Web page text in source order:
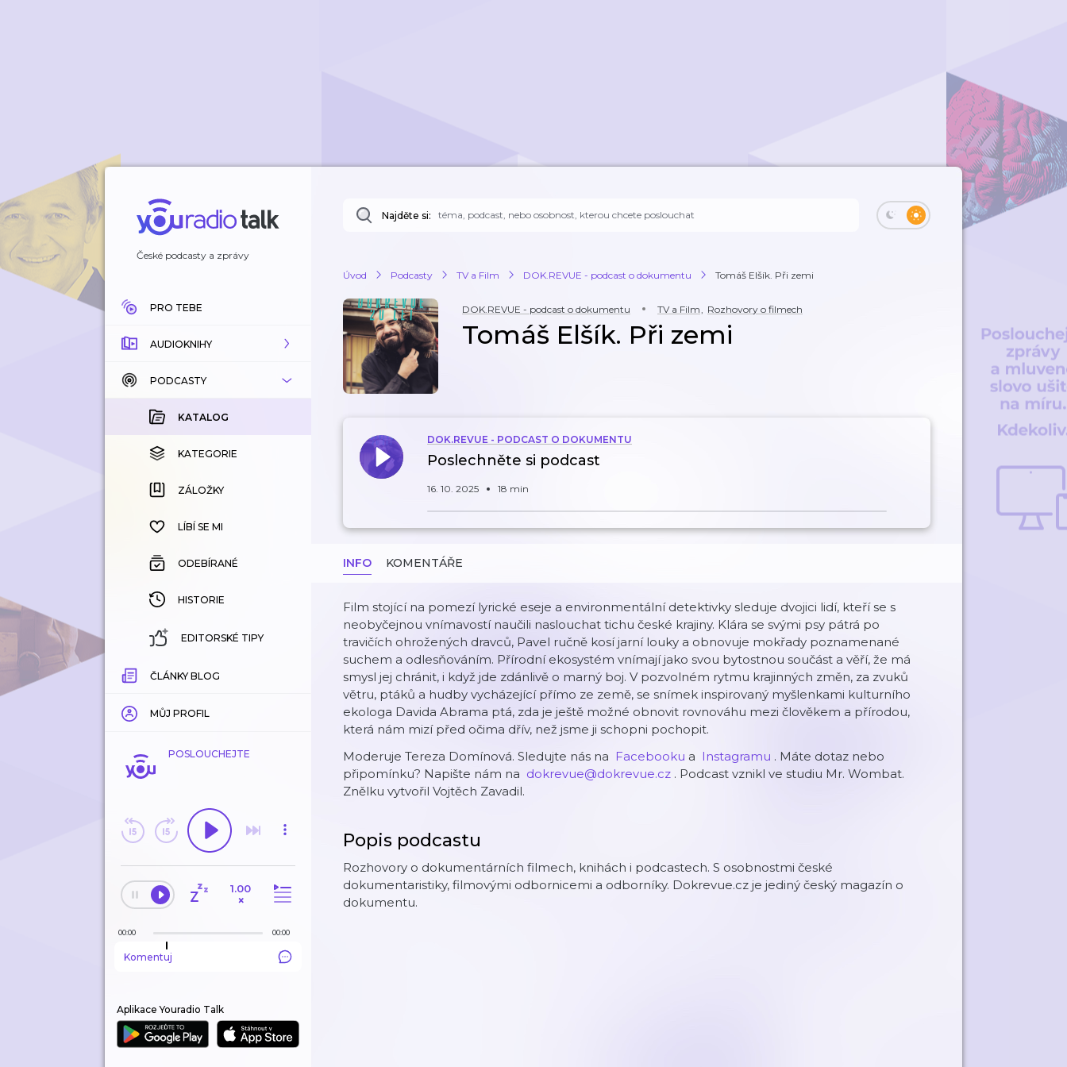
České podcasty a zprávy
PRO TEBE
AUDIOKNIHY
KATALOG
KOUPENÉ
KATEGORIE
ZÁLOŽKY
HISTORIE
PODCASTY
KATALOG
KATEGORIE
ZÁLOŽKY
LÍBÍ SE MI
ODEBÍRANÉ
HISTORIE
EDITORSKÉ TIPY
ČLÁNKY BLOG
MŮJ PROFIL
POSLOUCHEJTE
1.00
×
00:00 00:00
Komentuj
Aplikace Youradio Talk
Najděte si:
Úvod Podcasty TV a Film DOK.REVUE - podcast o dokumentu Tomáš Elšík. Při zemi
DOK.REVUE - podcast o dokumentu TV a Film, Rozhovory o filmech
Tomáš Elšík. Při zemi
DOK.REVUE - PODCAST O DOKUMENTU
Poslechněte si podcast
16. 10. 2025 18 min
INFO KOMENTÁŘE
Film stojící na pomezí lyrické eseje a environmentální detektivky sleduje dvojici lidí, kteří se s
neobyčejnou vnímavostí naučili naslouchat tichu české krajiny. Klára se svými psy pátrá po
travičích ohrožených dravců, Pavel ručně kosí jarní louky a obnovuje mokřady poznamenané
suchem a odlesňováním. Přírodní ekosystém vnímají jako svou bytostnou součást a věří, že má
smysl jej chránit, i když jde zdánlivě o marný boj. V pozvolném rytmu krajinných změn, za zvuků
větru, ptáků a hudby vycházející přímo ze země, se snímek inspirovaný myšlenkami kulturního
ekologa Davida Abrama ptá, zda je ještě možné obnovit rovnováhu mezi člověkem a přírodou,
která nám mizí před očima dřív, než jsme ji schopni pochopit.
⁠⁠⁠⁠Moderuje Tereza Domínová. Sledujte nás na ⁠⁠⁠⁠⁠⁠ ⁠⁠⁠⁠⁠Facebooku⁠⁠⁠⁠⁠ a ⁠ ⁠⁠⁠⁠⁠Instagramu⁠⁠⁠⁠⁠⁠ . Máte dotaz nebo
připomínku? Napište nám na ⁠⁠ ⁠⁠⁠⁠⁠dokrevue@dokrevue.cz⁠⁠⁠⁠⁠⁠ . ⁠Podcast vznikl ve studiu Mr. Wombat.
Znělku vytvořil Vojtěch Zavadil.
Popis podcastu
Rozhovory o dokumentárních filmech, knihách i podcastech. S osobnostmi české
dokumentaristiky, filmovými odbornicemi a odborníky. Dokrevue.cz je jediný český magazín o
dokumentu.